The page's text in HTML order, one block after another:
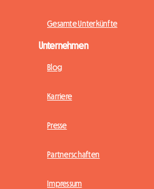
Gesamte Unterkünfte
Unternehmen
Blog
Karriere
Presse
Partnerschaften
Impressum